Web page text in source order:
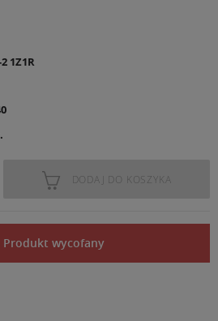
1Z1R
DODAJ DO KOSZYKA
Produkt wycofany